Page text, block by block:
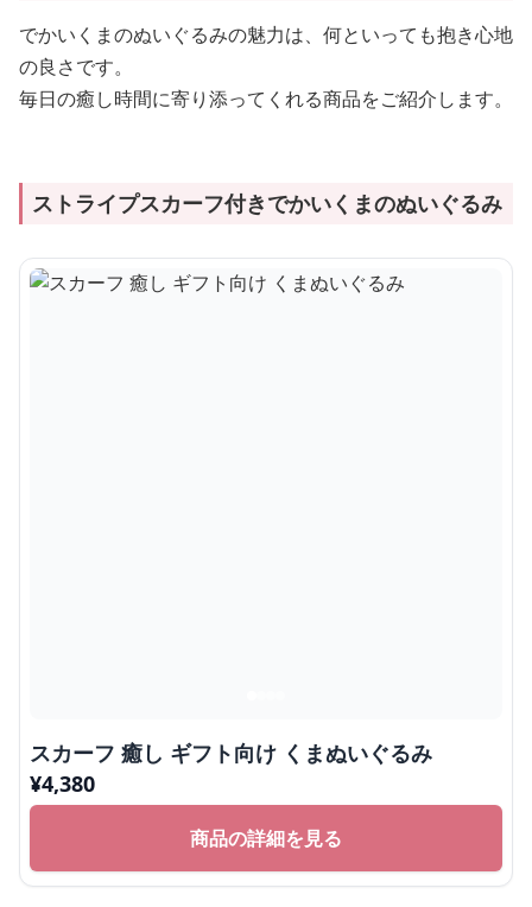
でかいくまのぬいぐるみの魅力は、何といっても抱き心地
の良さです。
毎日の癒し時間に寄り添ってくれる商品をご紹介します。
ストライプスカーフ付きでかいくまのぬいぐるみ
スカーフ 癒し ギフト向け くまぬいぐるみ
¥4,380
商品の詳細を見る